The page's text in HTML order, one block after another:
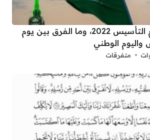
متى يوم التأسيس 2022، وما الفرق بين يوم
واليوم الوطني
متفرقات